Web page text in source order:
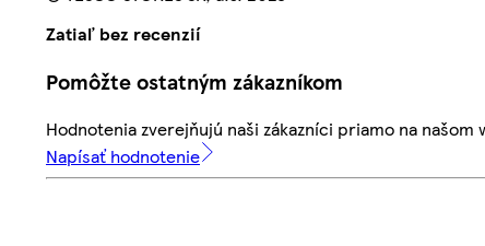
Zatiaľ bez recenzií
Pomôžte ostatným zákazníkom
Hodnotenia zverejňujú naši zákazníci priamo na
Napísať hodnotenie